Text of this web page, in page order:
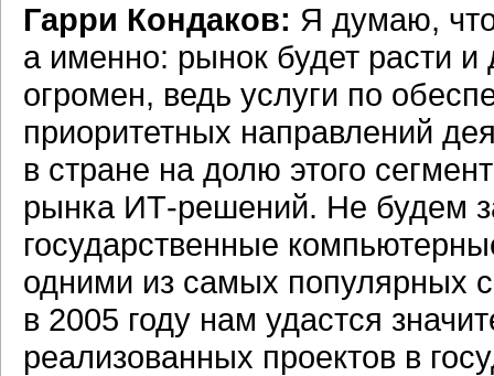
Гарри Кондаков: Я думаю,
а именно: рынок будет расти
огромен, ведь услуги по
приоритетных направлений
в стране на долю этого
рынка ИТ-решений. Не будем
государственные
одними из самых популярных
в 2005 году нам удастся
реализованных проектов в